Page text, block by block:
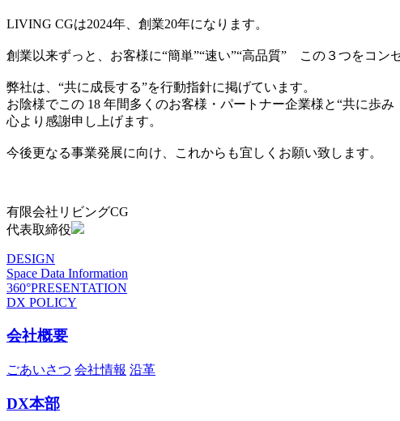
LIVING CGは2024年、創業20年になります。
創業以来ずっと、お客様に“簡単”“速い”“高品質” この３つをコン
弊社は、“共に成長する”を行動指針に掲げています。
お陰様でこの 18 年間多くのお客様・パートナー企業様と“共に歩み
心より感謝申し上げます。
今後更なる事業発展に向け、これからも宜しくお願い致します。
有限会社リビングCG
代表取締役
DESIGN
Space Data Information
360°PRESENTATION
DX POLICY
会社概要
ごあいさつ 会社情報 沿革
DX本部